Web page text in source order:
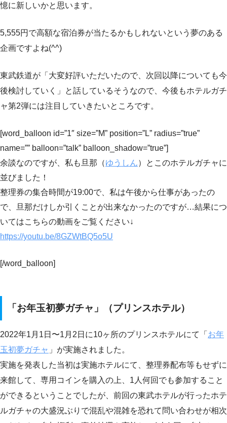
憶に新しいかと思います。
5,555円で高額な宿泊券が当たるかもしれないという夢のある
企画ですよね(^^)
東武鉄道が「大変好評いただいたので、次回以降についても今
後検討していく」と話しているそうなので、今後もホテルガチ
ャ第2弾には注目していきたいところです。
[word_balloon id=”1″ size=”M” position=”L” radius=”true”
name=”” balloon=”talk” balloon_shadow=”true”]
余談なのですが、私も旦那（ゆうしん）とこのホテルガチャに
並びました！
整理券の集合時間が19:00で、私は午後から仕事があったの
で、旦那だけしか引くことが出来なかったのですが…結果につ
いてはこちらの動画をご覧ください↓
https://youtu.be/8GZWtBQ5o5U
[/word_balloon]
「お年玉初夢ガチャ」（プリンスホテル）
2022年1月1日〜1月2日に10ヶ所のプリンスホテルにて「 お年
玉初夢ガチャ 」が実施されました。
実施を発表した当初は実施ホテルにて、整理券配布等もせずに
来館して、専用コインを購入の上、1人何回でも参加すること
ができるということでしたが、前回の東武ホテルが行ったホテ
ルガチャの大盛況ぶりで混乱や混雑を恐れて問い合わせが相次